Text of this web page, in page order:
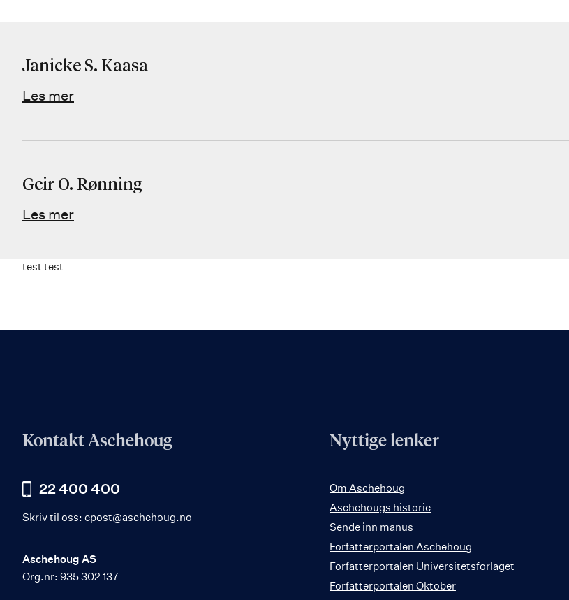
Janicke S. Kaasa
Les mer
Geir O. Rønning
Les mer
test test
Kontakt Aschehoug
22 400 400
Skriv til oss: epost@aschehoug.no
Aschehoug AS
Org.nr: 935 302 137
Nyttige lenker
Om Aschehoug
Aschehougs historie
Sende inn manus
Forfatterportalen Aschehoug
Forfatterportalen Universitetsforlaget
Forfatterportalen Oktober